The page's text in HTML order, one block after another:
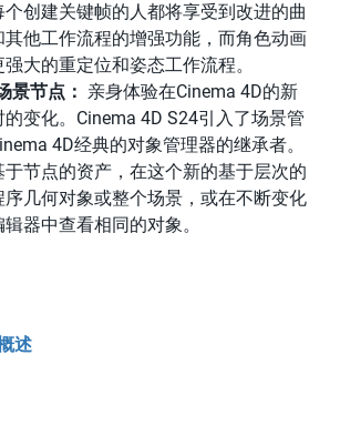
创建关键帧的人都将享受到改进的曲
他工作流程的增强功能，而角色动画
大的重定位和姿态工作流程。
景节点： 亲身体验在Cinema 4D的新
变化。Cinema 4D S24引入了场景管
4D经典的对象管理器的继承者。
节点的资产，在这个新的基于层次的
几何对象或整个场景，或在不断变化
器中查看相同的对象。
述